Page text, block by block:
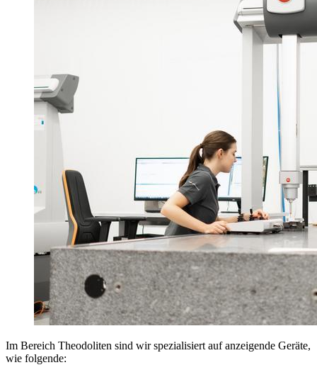
Im Bereich Theodoliten sind wir spezialisiert auf anzeigende Geräte,
wie folgende: